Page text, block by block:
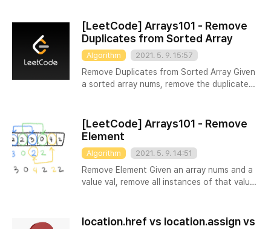
이리 저리 돌아다니면서 요즘 핫하다는 블로그 글을 수
집은 많이 하는데 정작 잘 읽지는 않아서이다. 좋은 글
을 꾸준히 많이 읽는 것은 정말 개발자에게 특히 중요
한 일이지만 혼자서 하면 작심 삼일이 되고 잘 안하게
되기 마련이다. 그래서 시작한 스터디인데 생각보다 많
은 글들을 읽게 되어 만족도가 높다. 현재까지 번역해
든 중요한건 꾸준히 계속 하고 있다는 것이니까! 오늘
은 번역한 글들 중에서 정말 ..
[LeetCode] Arrays101 - Remove
Duplicates from Sorted Array
Algorithm 2021. 5. 9. 15:57
Remove Duplicates from Sorted Array Given
a sorted array nums, remove the duplicates
not allocate extra space for another array,
you must do this by modifying the input
Clarification: Confused why the returned
value is an integer but your answer is an
array? Note that the input..
[LeetCode] Arrays101 - Remove
Element
Algorithm 2021. 5. 9. 14:51
Remove Element Given an array nums and a
value val, remove all instances of that value
must do this by modifying the input array in-
location.href vs location.assign vs